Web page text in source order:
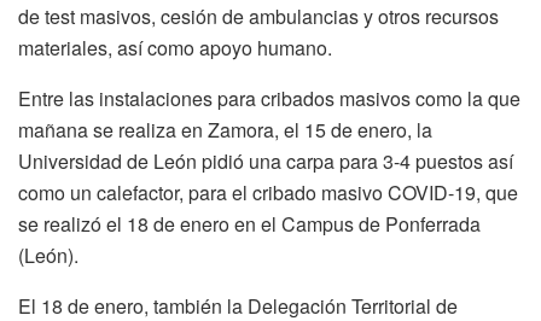
de test masivos, cesión de ambulancias y otros recursos
materiales, así como apoyo humano.
Entre las instalaciones para cribados masivos como la que
mañana se realiza en Zamora, el 15 de enero, la
Universidad de León pidió una carpa para 3-4 puestos así
como un calefactor, para el cribado masivo COVID-19, que
se realizó el 18 de enero en el Campus de Ponferrada
(León).
El 18 de enero, también la Delegación Territorial de